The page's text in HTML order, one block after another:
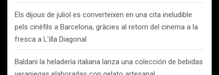
Els dijous de juliol es converteixen en una cita ineludible
pels cinèfils a Barcelona, gràcies al retorn del cinema a la
fresca a L’illa Diagonal
Baldani la heladería italiana lanza una colección de bebidas